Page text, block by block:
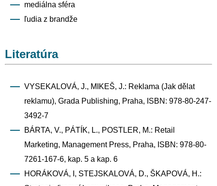
mediálna sféra
ľudia z brandže
Literatúra
VYSEKALOVÁ, J., MIKEŠ, J.: Reklama (Jak dělat
reklamu), Grada Publishing, Praha, ISBN: 978-80-247-
3492-7
BÁRTA, V., PÁTÍK, L., POSTLER, M.: Retail
Marketing, Management Press, Praha, ISBN: 978-80-
7261-167-6, kap. 5 a kap. 6
HORÁKOVÁ, I, STEJSKALOVÁ, D., ŠKAPOVÁ, H.: